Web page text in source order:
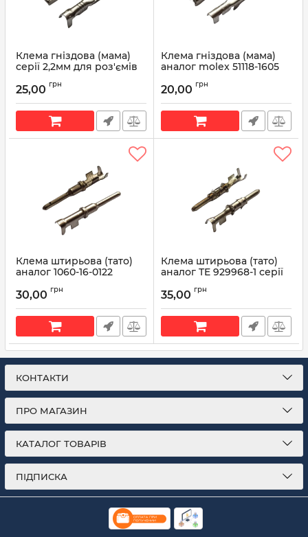
Клема гніздова (мама)
серії 2,2мм для роз'ємів
Артикул: TL44
25,00 грн
Клема гніздова (мама)
аналог molex 51118-1605
20,00 грн
Клема штирьова (тато)
аналог 1060-16-0122
Артикул: 1060-16-0122
30,00 грн
Клема штирьова (тато)
аналог TE 929968-1 серії
кабель 0,5-1мм
Артикул: 929968-1
35,00 грн
КОНТАКТИ
ПРО МАГАЗИН
КАТАЛОГ ТОВАРІВ
ПІДПИСКА